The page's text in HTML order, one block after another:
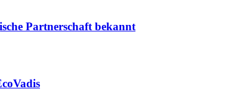
Partnerschaft bekannt